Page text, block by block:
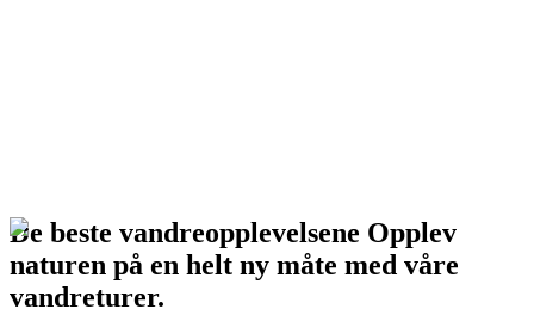
De beste vandreopplevelsene Opplev
naturen på en helt ny måte med våre
vandreturer.